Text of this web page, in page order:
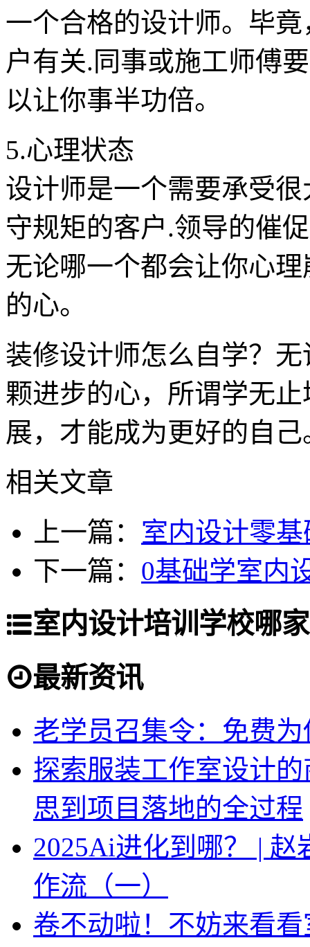
一个合格的设计师。毕
户有关.同事或施工师傅
以让你事半功倍。
5.心理状态
设计师是一个需要承受
守规矩的客户.领导的催
无论哪一个都会让你心
的心。
装修设计师怎么自学？
颗进步的心，所谓学无
展，才能成为更好的自己
相关文章
上一篇： 室内设计零
下一篇： 0基础学室内
室内设计培训学校哪
最新资讯
老学员召集令：免费
探索服装工作室设计
思到项目落地的全过程
2025Ai进化到哪？ |
作流（一）
卷不动啦！不妨来看